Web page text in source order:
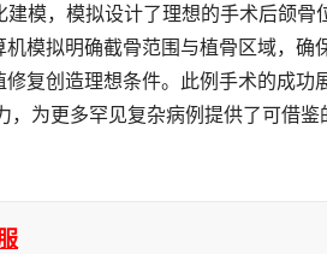
模，模拟设计了理想的手术后颌骨
模拟明确截骨范围与植骨区域，确
复创造理想条件。此例手术的成功
为更多罕见复杂病例提供了可借鉴